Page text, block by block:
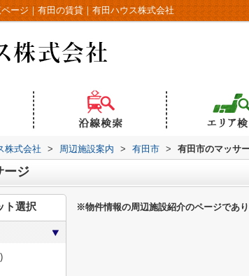
ージ｜有田の賃貸｜有田ハウス株式会社
株式会社 > 周辺施設案内 > 有田市 > 有田市のマッサ
ージ
※物件情報の周辺施設紹介のページであ
ト選択